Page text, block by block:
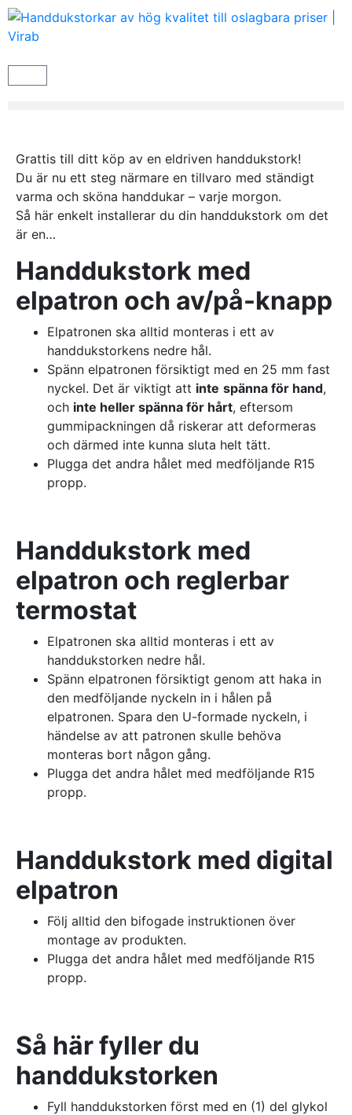
Grattis till ditt köp av en eldriven handdukstork!
Du är nu ett steg närmare en tillvaro med ständigt
varma och sköna handdukar – varje morgon.
Så här enkelt installerar du din handdukstork om det
är en…
Handdukstork med
elpatron och av/på-knapp
Elpatronen ska alltid monteras i ett av
handdukstorkens nedre hål.
Spänn elpatronen försiktigt med en 25 mm fast
nyckel. Det är viktigt att inte spänna för hand,
och inte heller spänna för hårt, eftersom
gummipackningen då riskerar att deformeras
och därmed inte kunna sluta helt tätt.
Plugga det andra hålet med medföljande R15
propp.
Handdukstork med
elpatron och reglerbar
termostat
Elpatronen ska alltid monteras i ett av
handdukstorken nedre hål.
Spänn elpatronen försiktigt genom att haka in
den medföljande nyckeln in i hålen på
elpatronen. Spara den U-formade nyckeln, i
händelse av att patronen skulle behöva
monteras bort någon gång.
Plugga det andra hålet med medföljande R15
propp.
Handdukstork med digital
elpatron
Följ alltid den bifogade instruktionen över
montage av produkten.
Plugga det andra hålet med medföljande R15
propp.
Så här fyller du
handdukstorken
Fyll handdukstorken först med en (1) del glykol